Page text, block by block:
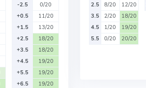
-2.5
0/20
+0.5
11/20
+1.5
13/20
+2.5
18/20
+3.5
18/20
+4.5
19/20
+5.5
19/20
+6.5
19/20
2.5
8/20
12/20
3.5
2/20
18/20
4.5
1/20
19/20
5.5
0/20 20/20